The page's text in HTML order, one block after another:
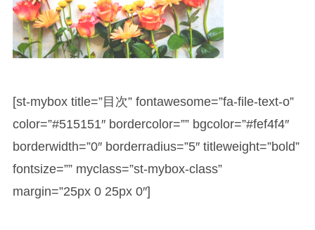
[st-mybox title=”目次” fontawesome=”fa-file-text-o”
color=”#515151″ bordercolor=”” bgcolor=”#fef4f4″
borderwidth=”0″ borderradius=”5″ titleweight=”bold”
fontsize=”” myclass=”st-mybox-class”
margin=”25px 0 25px 0″]